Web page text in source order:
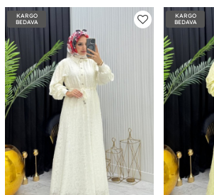
KARGO
BEDAVA
KARGO
BEDAVA